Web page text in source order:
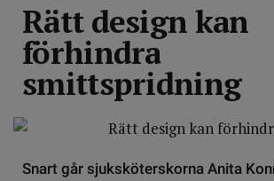
Rätt design kan
förhindra
smittspridning
Snart går sjuksköterskorna Anita